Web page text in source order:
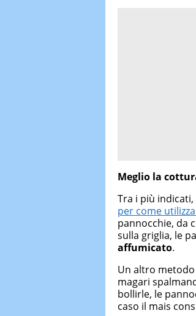
Meglio la
Tra i più
per come
pannocchie, da
sulla griglia, le
affumicato.
Un altro
magari
bollirle, le
caso il mais